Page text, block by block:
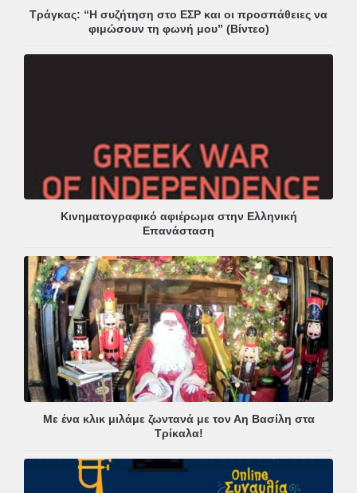
Τράγκας: “Η συζήτηση στο ΕΣΡ και οι προσπάθειες να
φιμώσουν τη φωνή μου” (Βίντεο)
Κινηματογραφικό αφιέρωμα στην Ελληνική
Επανάσταση
Με ένα κλικ μιλάμε ζωντανά με τον Αη Βασίλη στα
Τρίκαλα!